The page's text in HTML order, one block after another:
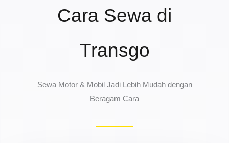
Cara Sewa di
Transgo
Sewa Motor & Mobil Jadi Lebih Mudah dengan
Beragam Cara